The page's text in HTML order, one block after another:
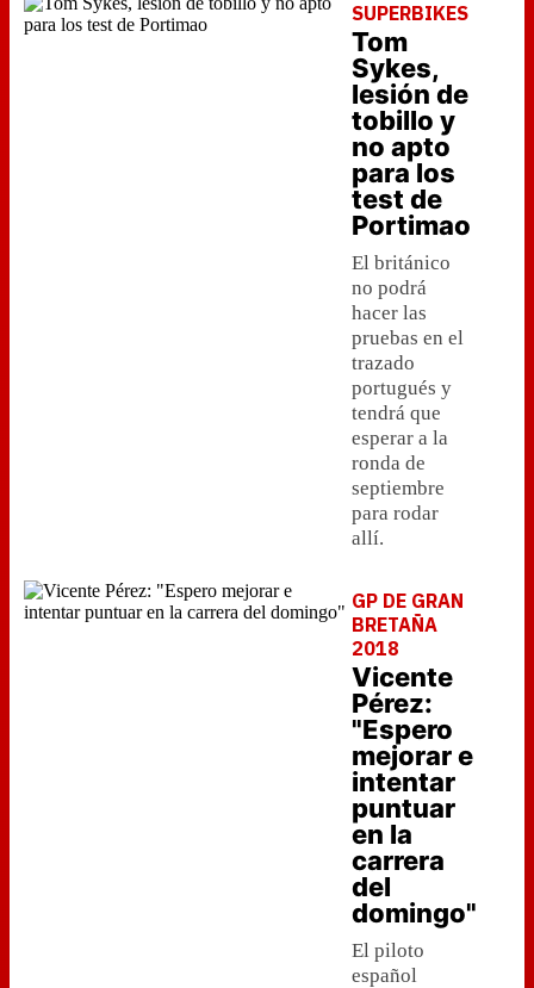
SUPERBIKES
Tom
Sykes,
lesión de
tobillo y
no apto
para los
test de
Portimao
El británico
no podrá
hacer las
pruebas en el
trazado
portugués y
tendrá que
esperar a la
ronda de
septiembre
para rodar
allí.
GP DE GRAN
BRETAÑA
2018
Vicente
Pérez:
"Espero
mejorar e
intentar
puntuar
en la
carrera
del
domingo"
El piloto
español